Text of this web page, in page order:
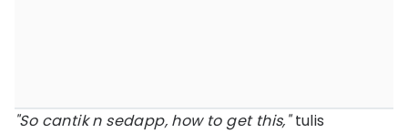
"So cantik n sedapp, how to get this,"tulis